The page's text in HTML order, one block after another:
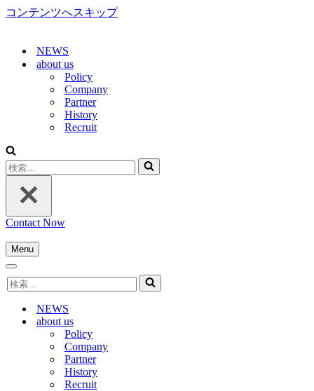
コンテンツへスキップ
NEWS
about us
Policy
Company
Partner
History
Recruit
検
索...
Contact Now
Menu
ナ
ゲ
シ
ョ
ナ
ビ
検
索...
NEWS
about us
Policy
Company
Partner
History
Recruit